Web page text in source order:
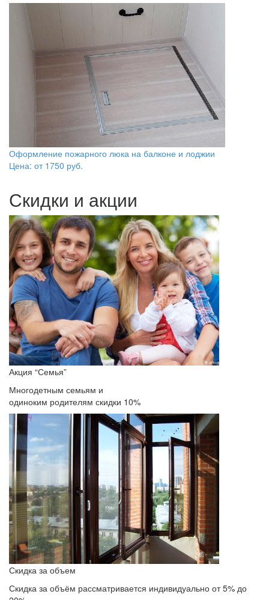
Оформление пожарного люка на балконе и лоджии
Цена: от 1750 руб.
Скидки и акции
Акция “Семья”
Многодетным семьям и
одиноким родителям скидки 10%
Скидка за объем
Скидка за объём рассматривается индивидуально от 5% до